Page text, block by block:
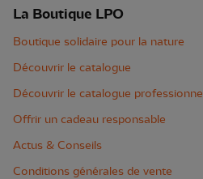
La Boutique LPO
Boutique solidaire pour la nature
Découvrir le catalogue
Découvrir le catalogue professionnel
Offrir un cadeau responsable
Actus & Conseils
Conditions générales de vente